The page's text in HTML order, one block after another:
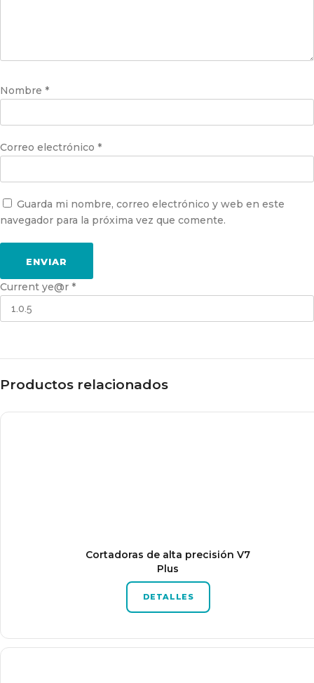
Nombre *
Correo electrónico *
Guarda mi nombre, correo electrónico y web en este
navegador para la próxima vez que comente.
Current ye@r *
Productos relacionados
Cortadoras de alta precisión V7
Plus
DETALLES